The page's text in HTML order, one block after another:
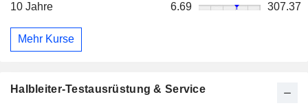
10 Jahre 6.69 307.37
Mehr Kurse
Halbleiter-Testausrüstung & Service